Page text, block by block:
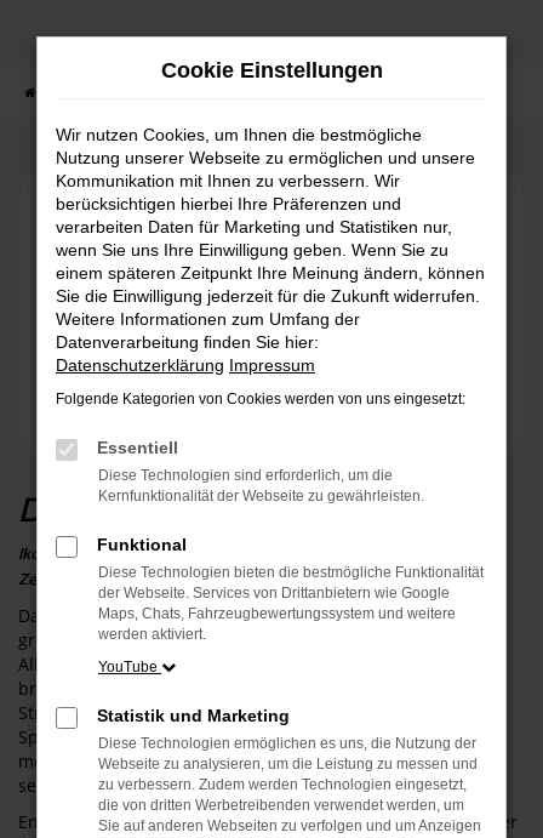
Zum
Der Ford Capri
Ikonisch, elektrisierend, smart – der Ford Capri für ein neues
Zeitalter.
Das Leben verlangt nach Charakter. Die täglichen Wege, der
große Auftritt am Abend oder die spontane Flucht aus dem
Alltag. Wohin die Reise auch geht – der neue Ford Capri
bringt pure Emotion und moderne Performance auf die
Straße. Er kombiniert das rebellische Erbe einer echten
Sportwagen-Ikone mit der Premium-Funktionalität eines
modernen Crossover-Coupés und einem unverwechselbar
selbstbewussten Design.
Entdecken Sie eine perfekte Symbiose aus avantgardistischer
Cookie Einstellungen
Wir nutzen Cookies, um Ihnen die bestmögliche
Nutzung unserer Webseite zu ermöglichen und unsere
Kommunikation mit Ihnen zu verbessern. Wir
berücksichtigen hierbei Ihre Präferenzen und
verarbeiten Daten für Marketing und Statistiken nur,
wenn Sie uns Ihre Einwilligung geben. Wenn Sie zu
einem späteren Zeitpunkt Ihre Meinung ändern, können
Sie die Einwilligung jederzeit für die Zukunft widerrufen.
Weitere Informationen zum Umfang der
Datenverarbeitung finden Sie hier:
Datenschutzerklärung Impressum
Folgende Kategorien von Cookies werden von uns eingesetzt:
Essentiell
Diese Technologien sind erforderlich, um die
Kernfunktionalität der Webseite zu gewährleisten.
Funktional
Diese Technologien bieten die bestmögliche Funktionalität
der Webseite. Services von Drittanbietern wie Google
Maps, Chats, Fahrzeugbewertungssystem und weitere
werden aktiviert.
YouTube
Statistik und Marketing
Diese Technologien ermöglichen es uns, die Nutzung der
Webseite zu analysieren, um die Leistung zu messen und
zu verbessern. Zudem werden Technologien eingesetzt,
die von dritten Werbetreibenden verwendet werden, um
Sie auf anderen Webseiten zu verfolgen und um Anzeigen